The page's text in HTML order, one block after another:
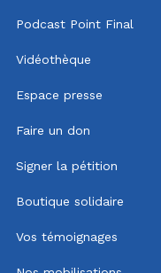
Podcast Point Final
Vidéothèque
Espace presse
Faire un don
Signer la pétition
Boutique solidaire
Vos témoignages